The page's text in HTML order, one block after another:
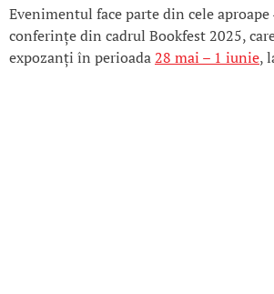
Evenimentul face parte din cele
conferințe din cadrul Bookfest 2025,
expozanți în perioada28 mai – 1 iunie,